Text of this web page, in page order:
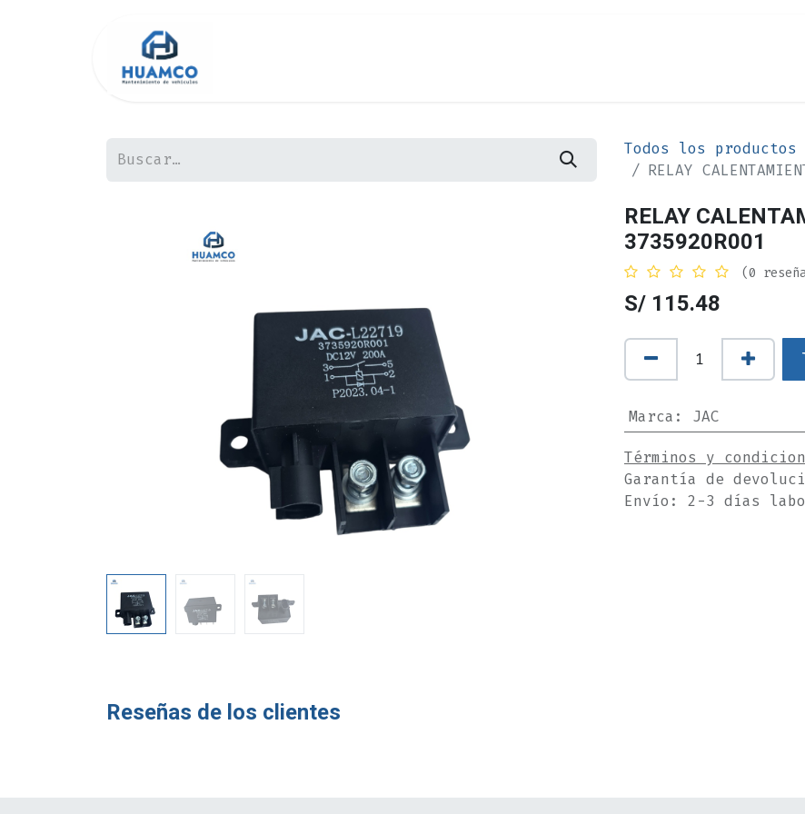
Todos los productos
RELAY
RELAY
3735920R001
(0
S/ 115.48
Marca : JAC
Términos y
Garantía de
Envío: 2-3 días
Reseñas de los clientes